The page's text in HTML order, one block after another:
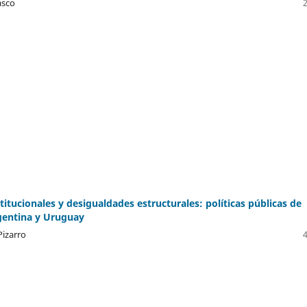
y desigualdades estructurales: políticas públicas de
y Uruguay